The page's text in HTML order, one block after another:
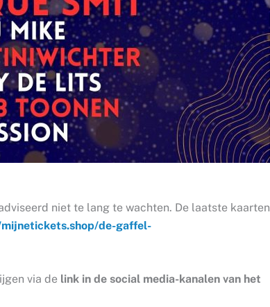
niet te lang te wachten. De laatste kaarten
de-gaffel-
via de link in de social media-kanalen van het